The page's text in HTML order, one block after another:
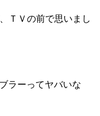
ＴＶの前で思いまし
ラーってヤバいな